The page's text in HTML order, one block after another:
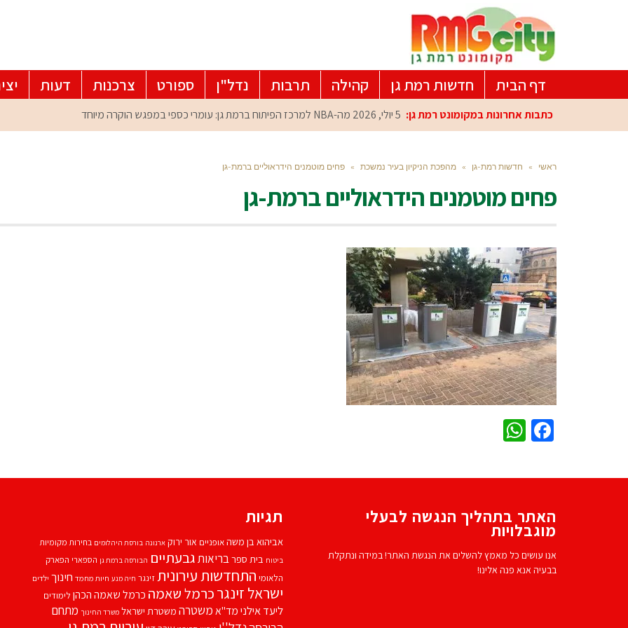
דף הבית חדשות רמת גן קהילה תרבות נדל"ן ספורט צרכנות דעות
כתבות אחרונות במקומונט רמת גן: 5 יולי, 2026 מה-NBA למרכז הפיתוח ברמת גן: עומרי כספי במפגש הוקרה מיוחד
ראשי » חדשות רמת-גן » מהפכת הניקיון בעיר נמשכת » פחים מוטמנים הידראוליים ברמת-גן
פחים מוטמנים הידראוליים ברמת-גן
Facebook
האתר בתהליך הנגשה לבעלי
מוגבלויות
אנו עושים כל מאמץ להשלים את הנגשת האתר! במידה ונתקלת
בבעיה אנא פנה אלינו!
תגיות
אביהוא בן משהאופניים אור ירוק ארנונה בורסת היהלומים בחירות מקומיות
ביטוח בית ספרבריאותגבעתיים הבורסה ברמת גן הספארי הפארק
הלאומי התחדשות עירוניתזינגר חיה מנע חיות מחמד חינוך ילדים
ישראל זינגרכרמל שאמה כרמל שאמה הכהן לימודים
ליעד אילנימד''אמשטרה משטרת ישראל משרד החינוך מתחם